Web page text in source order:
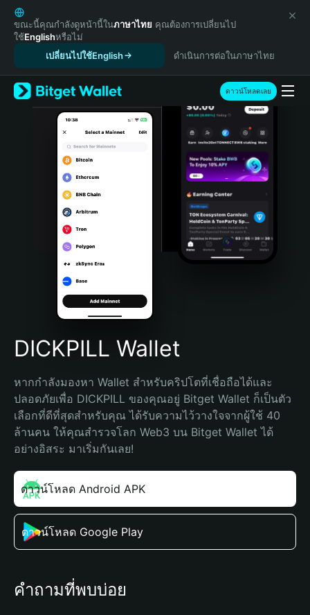
English
日本語
Tiếng Việt
Español (Latinoamérica)
Türkçe
Italiano
Português (Portugal)
Bahasa Indonesia
Português (Brasil)
Español (Argentina)
ขณะนี้คุณกำลังดูหน้านี้ในภาษาไทย คุณต้องการเปลี่ยนไป
ใช้Englishหรือไม่
เปลี่ยนไปใช้English
ดำเนินการต่อในภาษาไทย
ดาวน์โหลดเลย
DICKPILL Wallet
หากกำลังมองหา Wallet สำหรับคริปโตที่เชื่อถือได้และ
ปลอดภัยเพื่อ DICKPILL ของคุณอยู่ Bitget Wallet ก็เป็นตัว
เลือกที่ดีที่สุดสำหรับคุณ ได้รับความไว้วางใจจากผู้ใช้ 40
ล้านคน ให้คุณสำรวจโลก Web3 บน Bitget Wallet ได้
อย่างอิสระ มาเริ่มกันเลย!
ดาวน์โหลด Android APK
ดาวน์โหลด Google Play
คำถามที่พบบ่อย